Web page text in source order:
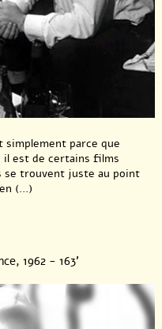
simplement parce que
il est de certains films
se trouvent juste au point
(...)
1962 - 163'